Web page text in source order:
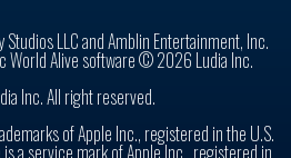
LLC and Amblin Entertainment, Inc.
World Alive software © 2026 Ludia Inc.
Inc. All right reserved.
of Apple Inc., registered in the U.S.
a service mark of Apple Inc., registered in